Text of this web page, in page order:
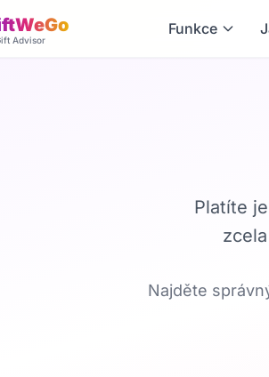
Advisor
Funkce
Platíte
Najděte